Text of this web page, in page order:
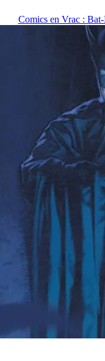
Comics en Vrac :